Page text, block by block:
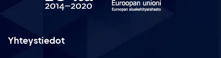
Yhteystiedot